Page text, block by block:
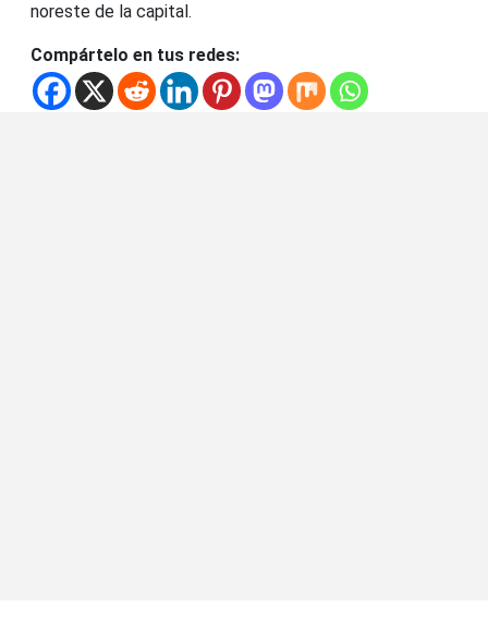
noreste de la capital.
Compártelo en tus redes: